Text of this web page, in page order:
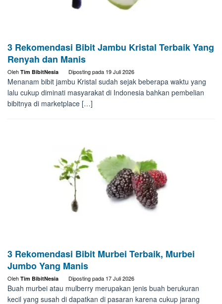
3 Rekomendasi Bibit Jambu Kristal Terbaik Yang
Renyah dan Manis
Oleh Tim BibitNesia Diposting pada 19 Juli 2026
Menanam bibit jambu Kristal sudah sejak beberapa waktu yang
lalu cukup diminati masyarakat di Indonesia bahkan pembelian
bibitnya di marketplace […]
3 Rekomendasi Bibit Murbei Terbaik, Murbei
Jumbo Yang Manis
Oleh Tim BibitNesia Diposting pada 17 Juli 2026
Buah murbei atau mulberry merupakan jenis buah berukuran
kecil yang susah di dapatkan di pasaran karena cukup jarang